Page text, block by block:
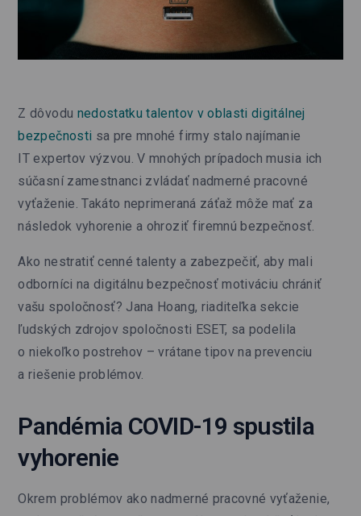
Z dôvodu nedostatku talentov v oblasti digitálnej
bezpečnosti sa pre mnohé firmy stalo najímanie
IT expertov výzvou. V mnohých prípadoch musia ich
súčasní zamestnanci zvládať nadmerné pracovné
vyťaženie. Takáto neprimeraná záťaž môže mať za
následok vyhorenie a ohroziť firemnú bezpečnosť.
Ako nestratiť cenné talenty a zabezpečiť, aby mali
odborníci na digitálnu bezpečnosť motiváciu chrániť
vašu spoločnosť? Jana Hoang, riaditeľka sekcie
ľudských zdrojov spoločnosti ESET, sa podelila
o niekoľko postrehov – vrátane tipov na prevenciu
a riešenie problémov.
Pandémia COVID-19 spustila
vyhorenie
Okrem problémov ako nadmerné pracovné vyťaženie,